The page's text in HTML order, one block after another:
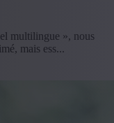
multilingue », nous
mais ess...